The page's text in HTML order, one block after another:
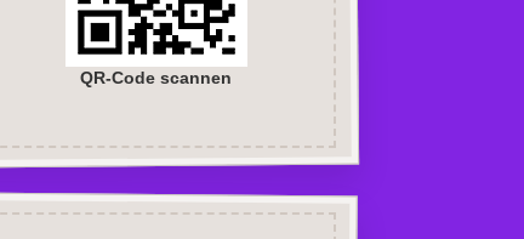
QR-Code scannen